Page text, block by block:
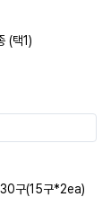
(택1)
구(15구*2ea)